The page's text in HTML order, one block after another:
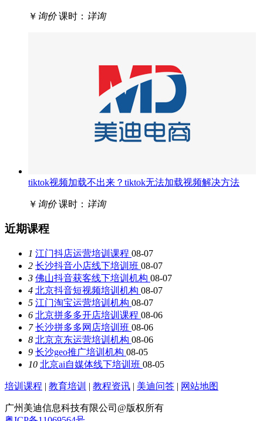
￥ 询价 课时： 详询
tiktok视频加载不出来？tiktok无法加载视频解决方法
￥ 询价 课时： 详询
近期课程
1 江门抖店运营培训课程 08-07
2 长沙抖音小店线下培训班 08-07
3 佛山抖音获客线下培训机构 08-07
4 北京抖音短视频培训机构 08-07
5 江门淘宝运营培训机构 08-07
6 北京拼多多开店培训课程 08-06
7 长沙拼多多网店培训班 08-06
8 北京京东运营培训机构 08-06
9 长沙geo推广培训机构 08-05
10 北京ai自媒体线下培训班 08-05
培训课程 | 教育培训 | 教程资讯 | 美迪问答 | 网站地图
广州美迪信息科技有限公司@版权所有